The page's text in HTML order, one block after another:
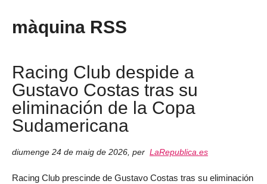
màquina RSS
Racing Club despide a
Gustavo Costas tras su
eliminación de la Copa
Sudamericana
diumenge 24 de maig de 2026 per LaRepublica.es
Racing Club prescinde de Gustavo Costas tras su eliminación